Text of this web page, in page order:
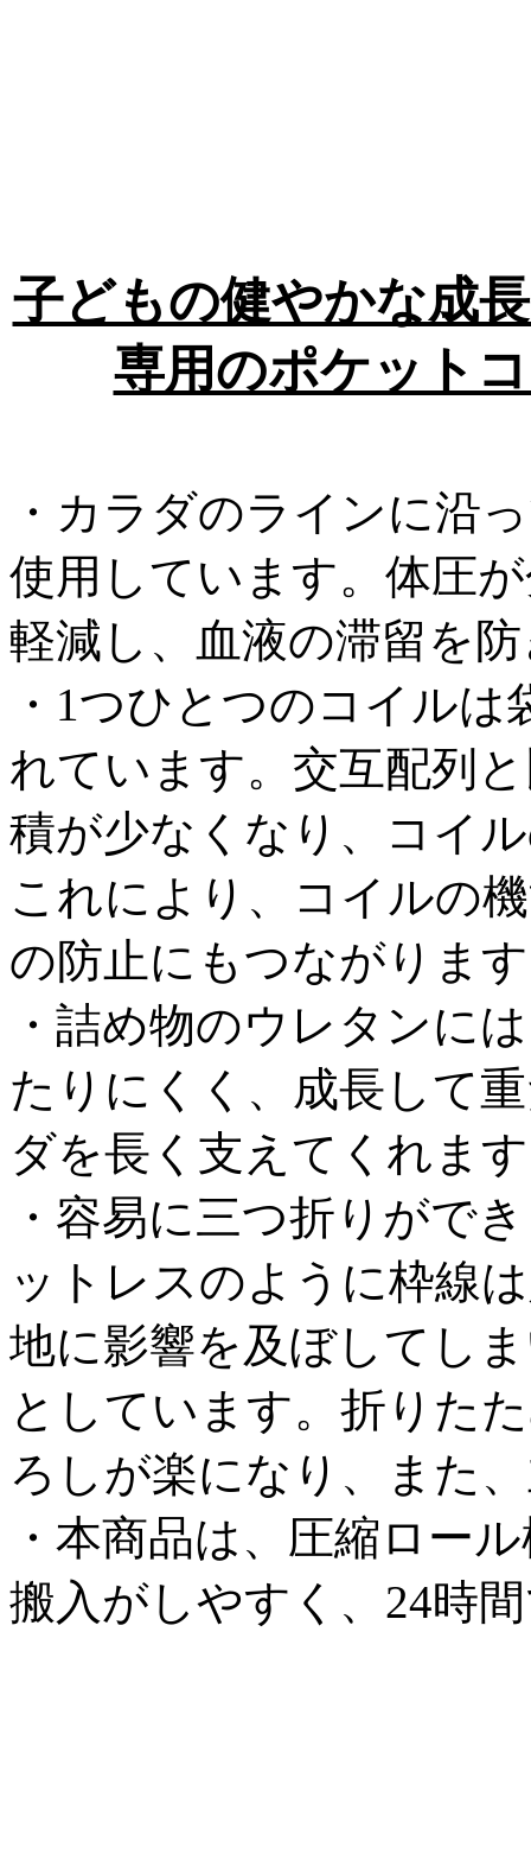
子どもの健やかな成
専用のポケット
・カラダのラインに沿
使用しています。体圧
軽減し、血液の滞留を
・1つひとつのコイル
れています。交互配列
積が少なくなり、コイ
これにより、コイルの
の防止にもつながりま
・詰め物のウレタンに
たりにくく、成長して
ダを長く支えてくれま
・容易に三つ折りがで
ットレスのように枠線
地に影響を及ぼしてし
としています。折りた
ろしが楽になり、また
・本商品は、圧縮ロー
搬入がしやすく、24時